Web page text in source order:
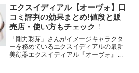
めてスターオブザカラ─『リキッドファン
デーション』を使ってみる人にはお試し
サンプルが破格値で手に入るキャンペー
ンがあるのでお見逃しなく！
エクスイディアル【オーヴォ】口
コミ評判の効果まとめ!値段と販
売店・使い方もチェック！
「剛力彩芽」さんがイメージキャラクタ
ーを務めているエクスイディアルの最新
美顔器エクスイディアル『オーヴォ』の